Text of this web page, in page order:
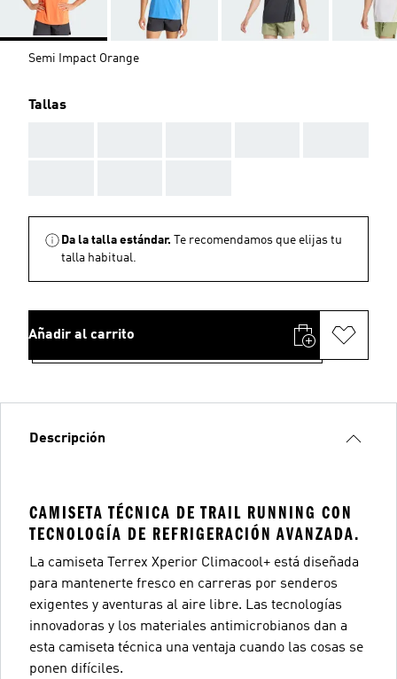
Semi Impact Orange
Tallas
Da la talla estándar.
Te recomendamos que elijas tu
talla habitual.
Añadir al carrito
Descripción
CAMISETA TÉCNICA DE TRAIL RUNNING CON
TECNOLOGÍA DE REFRIGERACIÓN AVANZADA.
La camiseta Terrex Xperior Climacool+ está diseñada
para mantenerte fresco en carreras por senderos
exigentes y aventuras al aire libre. Las tecnologías
innovadoras y los materiales antimicrobianos dan a
esta camiseta técnica una ventaja cuando las cosas se
ponen difíciles.